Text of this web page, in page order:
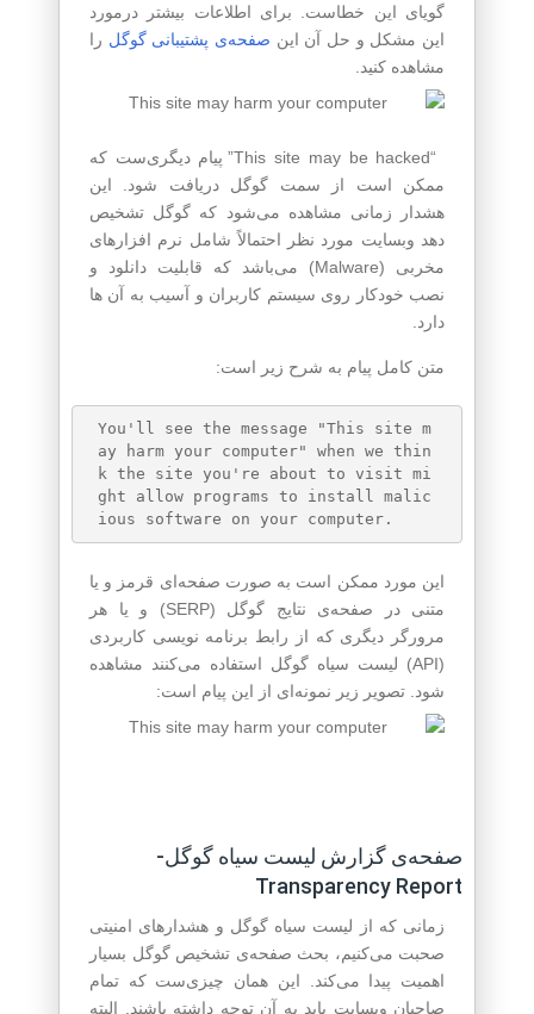
گویای این خطاست. برای اطلاعات بیشتر درمورد
این مشکل و حل آن این صفحه‌ی پشتیبانی گوگل را
مشاهده کنید.
“This site may be hacked” پیام دیگری‌ست که
ممکن است از سمت گوگل دریافت شود. این
هشدار زمانی مشاهده می‌شود که گوگل تشخیص
دهد وبسایت مورد نظر احتمالاً شامل نرم افزارهای
مخربی (Malware) می‌باشد که قابلیت دانلود و
نصب خودکار روی سیستم کاربران و آسیب به آن ها
دارد.
متن کامل پیام به شرح زیر است:
You'll see the message "This site m
ay harm your computer" when we thin
k the site you're about to visit mi
ght allow programs to install malic
این مورد ممکن است به صورت صفحه‌ای قرمز و یا
متنی در صفحه‌ی نتایج گوگل (SERP) و یا هر
مرورگر دیگری که از رابط برنامه نویسی کاربردی
(API) لیست سیاه گوگل استفاده می‌کنند مشاهده
شود. تصویر زیر نمونه‌ای از این پیام است:
صفحه‌ی گزارش لیست سیاه گوگل-
Transparency Report
زمانی که از لیست سیاه گوگل و هشدارهای امنیتی
صحبت می‌کنیم، بحث صفحه‌ی تشخیص گوگل بسیار
اهمیت پیدا می‌کند. این همان چیزی‌ست که تمام
صاحبان وبسایت باید به آن توجه داشته باشند. البته